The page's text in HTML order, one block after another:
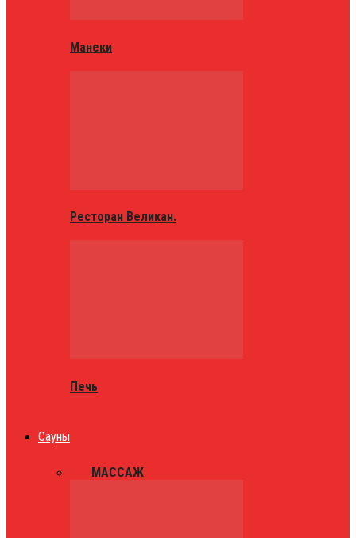
Манеки
Ресторан Великан.
Печь
Сауны
МАССАЖ